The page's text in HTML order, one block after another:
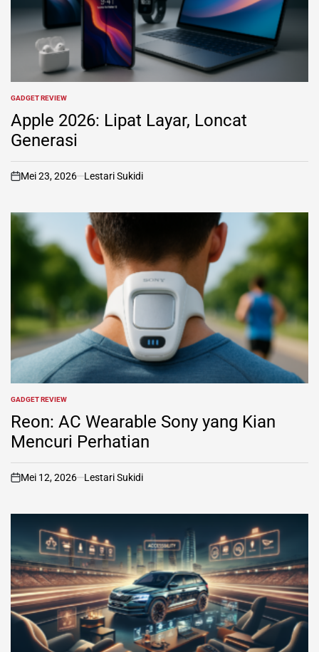
POSTED
IN
GADGET REVIEW
Apple 2026: Lipat Layar, Loncat
Generasi
on
Mei 23, 2026 Lestari Sukidi
POSTED
IN
GADGET REVIEW
Reon: AC Wearable Sony yang Kian
Mencuri Perhatian
on
Mei 12, 2026 Lestari Sukidi